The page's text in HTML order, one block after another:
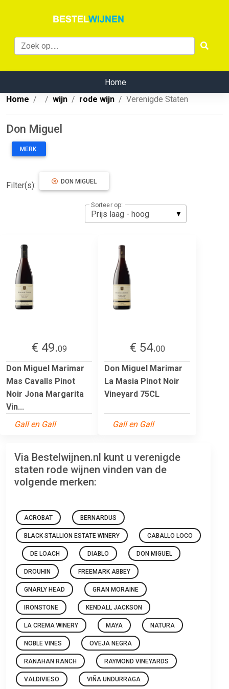
Home
Home
wijn rode wijn Verenigde Staten
Don Miguel
MERK:
Filter(s): DON MIGUEL
Sorteer op:
€ 49.09
Don Miguel Marimar
Mas Cavalls Pinot
Noir Jona Margarita
Vin...
Gall en Gall
€ 54.00
Don Miguel Marimar
La Masia Pinot Noir
Vineyard 75CL
Gall en Gall
Via Bestelwijnen.nl kunt u verenigde
staten rode wijnen vinden van de
volgende merken:
ACROBAT BERNARDUS
BLACK STALLION ESTATE WINERY CABALLO LOCO
DE LOACH DIABLO DON MIGUEL
DROUHIN FREEMARK ABBEY
GNARLY HEAD GRAN MORAINE
IRONSTONE KENDALL JACKSON
LA CREMA WINERY MAYA NATURA
NOBLE VINES OVEJA NEGRA
RANAHAN RANCH RAYMOND VINEYARDS
VALDIVIESO VIÑA UNDURRAGA